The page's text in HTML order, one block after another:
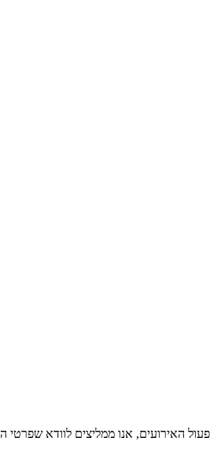
האירועים, אנו ממליצים לוודא